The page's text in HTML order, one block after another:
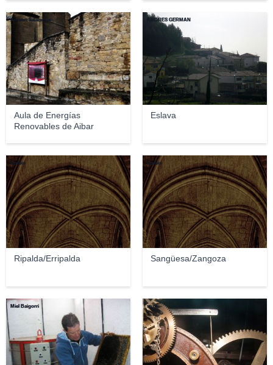
Aula de Energías
Renovables de Aibar
Antxon Salaberria
Eslava
ANDRES GERMAN
Ripalda/Erripalda
Guibix
Sangüesa/Zangoza
Guibix
Miel Baigorri stux